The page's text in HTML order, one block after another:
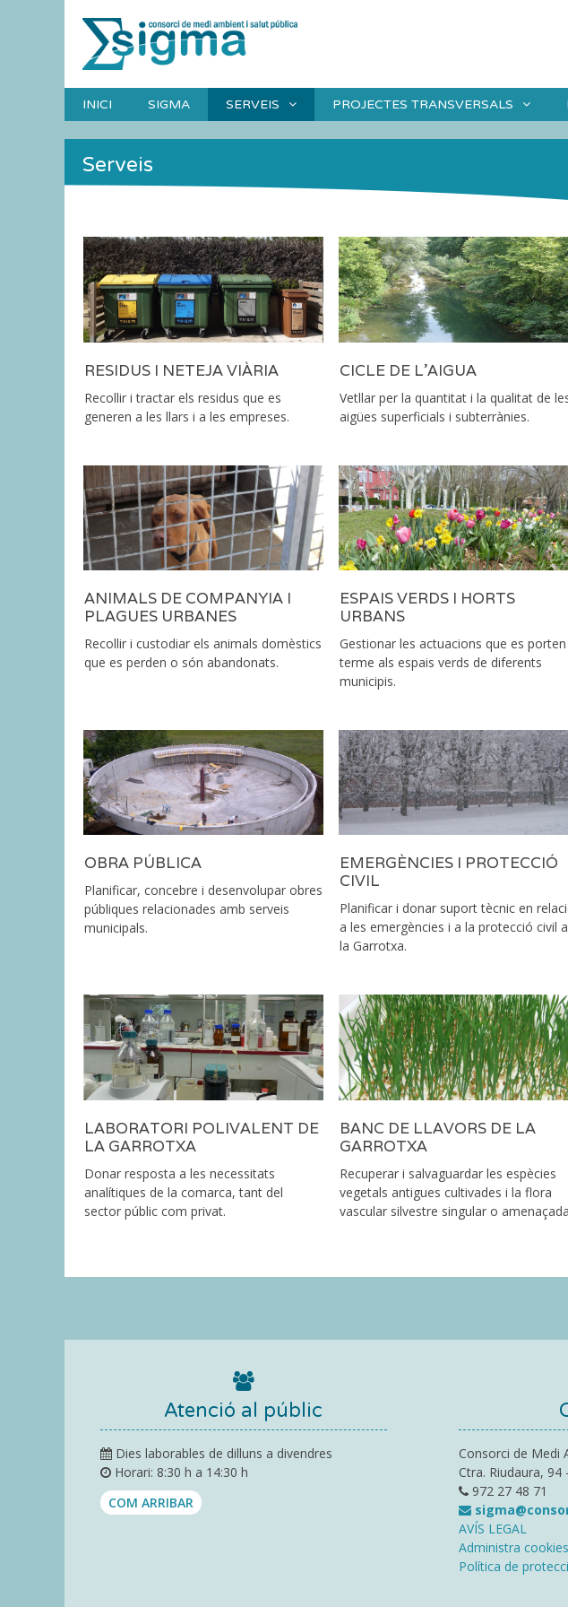
INICI SIGMA SERVEIS PROJECTES TRANSVERSALS
Serveis
RESIDUS I NETEJA VIÀRIA
Recollir i tractar els residus que es
generen a les llars i a les empreses.
CICLE DE L'AIGUA
Vetllar per la quantitat i la qualitat de
aigües superficials i subterrànies.
ANIMALS DE COMPANYIA I
PLAGUES URBANES
Recollir i custodiar els animals domèstics
que es perden o són abandonats.
ESPAIS VERDS I HORTS
URBANS
Gestionar les actuacions que es porten
terme als espais verds de diferents
municipis.
OBRA PÚBLICA
Planificar, concebre i desenvolupar obres
públiques relacionades amb serveis
municipals.
EMERGÈNCIES I PROTECCIÓ
CIVIL
Planificar i donar suport tècnic en
a les emergències i a la protecció civil a
la Garrotxa.
LABORATORI POLIVALENT DE
LA GARROTXA
Donar resposta a les necessitats
analítiques de la comarca, tant del
sector públic com privat.
BANC DE LLAVORS DE LA
GARROTXA
Recuperar i salvaguardar les espècies
vegetals antigues cultivades i la flora
vascular silvestre singular o
Atenció al públic
Dies laborables de dilluns a divendres
Horari: 8:30 h a 14:30 h
COM ARRIBAR
Consorci de Medi
Ctra. Riudaura, 94
972 27 48 71
AVÍS LEGAL
Administra cookies
Política de